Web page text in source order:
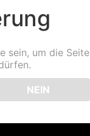
sein, um die Seite
NEIN